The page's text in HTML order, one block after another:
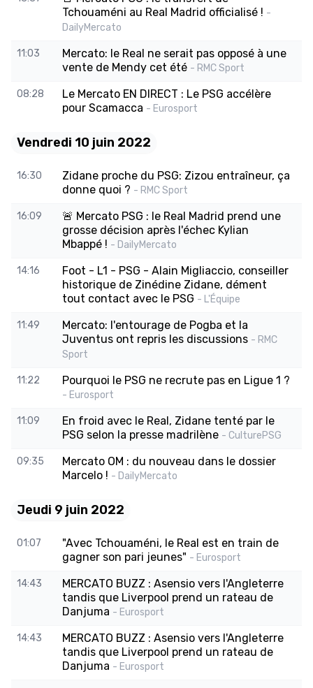
Tchouaméni au Real Madrid officialisé ! -
DailyMercato
11:03
Mercato: le Real ne serait pas opposé à une
vente de Mendy cet été - RMC Sport
08:28
Le Mercato EN DIRECT : Le PSG accélère
pour Scamacca - Eurosport
Vendredi 10 juin 2022
16:30
Zidane proche du PSG: Zizou entraîneur, ça
donne quoi ? - RMC Sport
16:09
🚨 Mercato PSG : le Real Madrid prend une
grosse décision après l'échec Kylian
Mbappé ! - DailyMercato
14:16
Foot - L1 - PSG - Alain Migliaccio, conseiller
historique de Zinédine Zidane, dément
tout contact avec le PSG - L'Équipe
11:49
Mercato: l'entourage de Pogba et la
Juventus ont repris les discussions - RMC
Sport
11:22 Pourquoi le PSG ne recrute pas en Ligue 1 ?
- Eurosport
11:09
En froid avec le Real, Zidane tenté par le
PSG selon la presse madrilène - CulturePSG
09:35
Mercato OM : du nouveau dans le dossier
Marcelo ! - DailyMercato
Jeudi 9 juin 2022
01:07
"Avec Tchouaméni, le Real est en train de
gagner son pari jeunes" - Eurosport
14:43
MERCATO BUZZ : Asensio vers l'Angleterre
tandis que Liverpool prend un rateau de
Danjuma - Eurosport
14:43
MERCATO BUZZ : Asensio vers l'Angleterre
tandis que Liverpool prend un rateau de
Danjuma - Eurosport